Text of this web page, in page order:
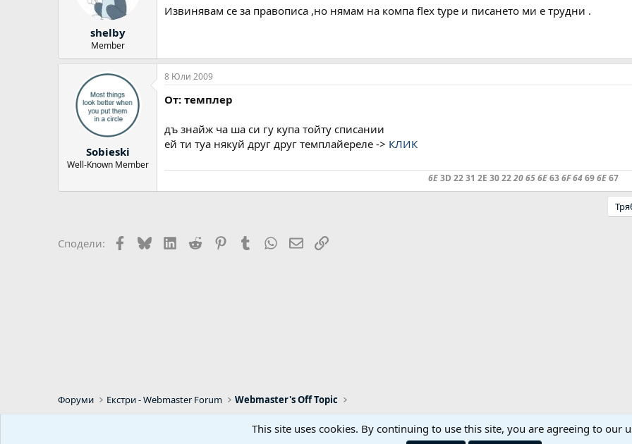
shelby
Member
Извинявам се за правописа ,но нямам на компа flex type и писането ми е трудни .
Sobieski
Well-Known Member
8 Юли 2009
От: темплер
дъ знайж ча ша си гу купа тойту списании
ей ти туа някуй друг друг темплайереле -> КЛИК
6E3D 22 31 2E 30 2220 65 6E636F 64696E67
Сподели: Facebook
BlueskyLinkedIn
Reddit PinterestTumblr WhatsApp
EmailLink
Форуми Екстри - Webmaster Forum Webmaster's Off Topic
Реклама / Advertising Контакти Общи
This site uses cookies. By continuing to use this site, you are agreeing to our